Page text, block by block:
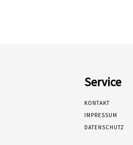
Service
KONTAKT
IMPRESSUM
DATENSCHUTZ